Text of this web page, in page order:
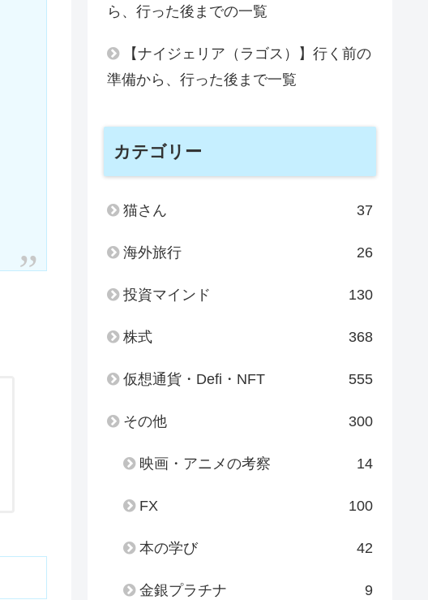
ら、行った後までの一覧
【ナイジェリア（ラゴス）】行く前の
準備から、行った後まで一覧
カテゴリー
猫さん 37
海外旅行 26
投資マインド 130
株式 368
仮想通貨・Defi・NFT 555
その他 300
映画・アニメの考察 14
FX 100
本の学び 42
金銀プラチナ 9